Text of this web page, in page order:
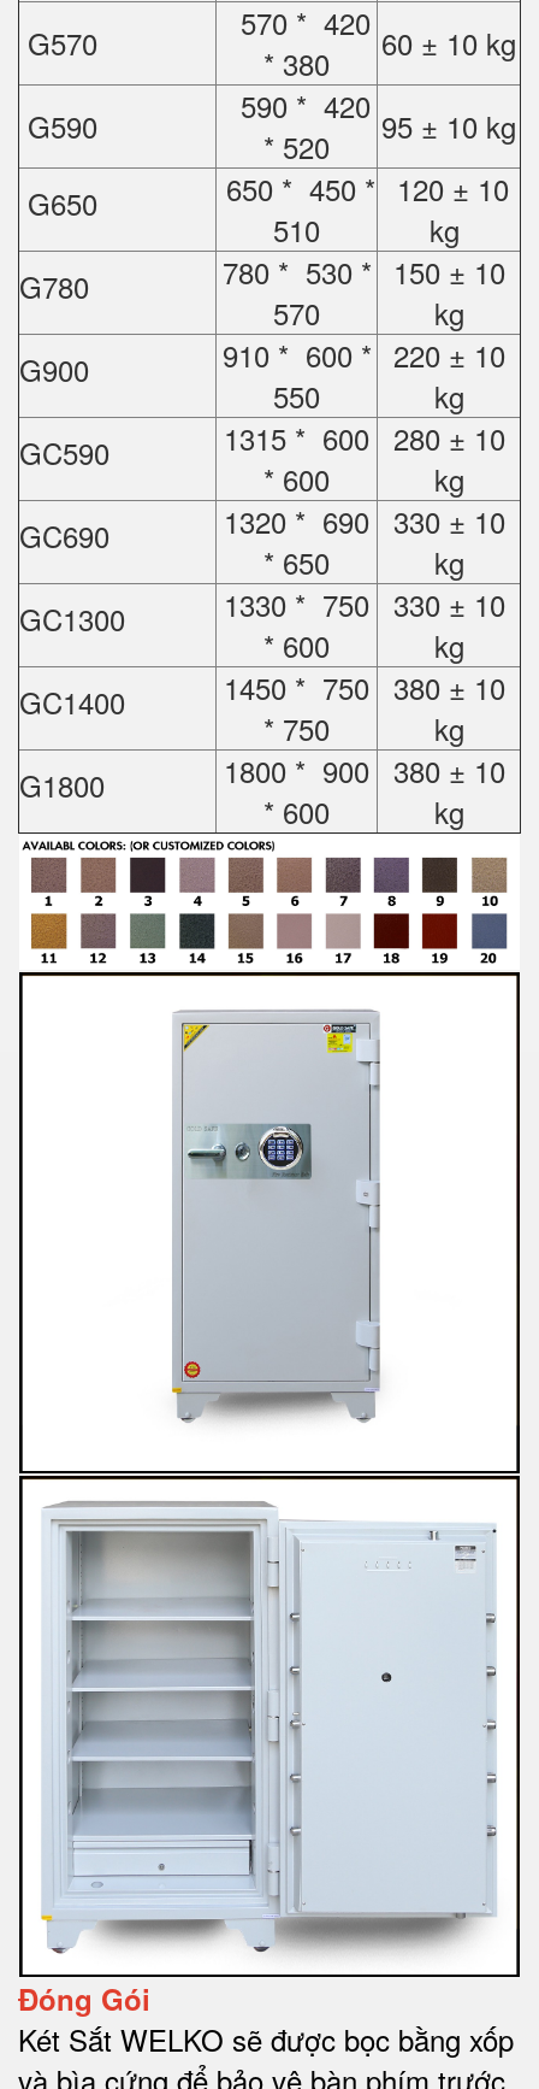
G570
570 * 420
* 380
60 ± 10 kg
G590
590 * 420
* 520
95 ± 10 kg
G650
650 * 450 *
510
120 ± 10
kg
G780
780 * 530 *
570
150 ± 10
kg
G900
910 * 600 *
550
220 ± 10
kg
GC590
1315 * 600
* 600
280 ± 10
kg
GC690
1320 * 690
* 650
330 ± 10
kg
GC1300
1330 * 750
* 600
330 ± 10
kg
GC1400
1450 * 750
* 750
380 ± 10
kg
G1800
1800 * 900
* 600
380 ± 10
kg
Đóng Gói
Két Sắt WELKO sẽ được bọc bằng xốp
và bìa cứng để bảo vệ bàn phím trước